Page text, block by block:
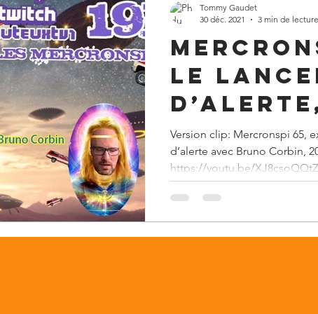
le
d’alerte,
29
Version clip: Mercronspi 65, extrait - Editorial lancer
d’alerte avec Bruno Corbin,
https://youtu.be/
Tommy Gaudet
30 déc. 2021
3 min de lecture